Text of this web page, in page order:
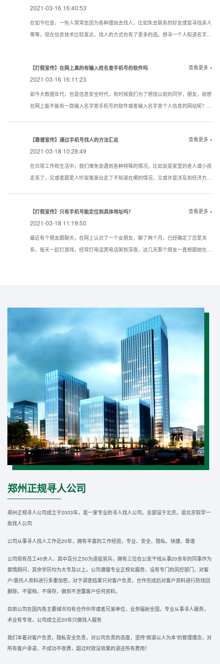
2021-03-16 16:40:53
在如今社会，一些人常常会因为各种理由去找人，比如失去联系的好友或是寻找亲人
等等，现在信息技术比较发达，找人的方式也有了更多的选。想寻一个人知道名字该
【打假宣传】在网上真的有输入姓名查手机号的软件吗
2021-03-16 16:11:23
查看更多 +
如今大数据年代，也是信息安全时代，有时候我们为了想找以前的同学，朋友，就想
在网上能不能有一款输入名字查手机号的软件或者输入名字查个人信息的网站呢？答
【靠谱宣传】通过手机号找人的方法汇总
2021-03-18 10:28:49
查看更多 +
在日常工作和生活中，我们难免会遇到各种特殊的情况，比如说是家里的老人或小孩
走丢了，又或者跟爱人吵架离家出走了不知道在哪的情况，又或许是涉及到经济方面
【打假宣传】只有手机号能定位到具体地址吗？
2021-03-18 11:19:50
查看更多 +
最近有个朋友跟聊天，在网上认识了一个女朋友，聊了两个月，已经确定了恋爱关
系，每天一起打游戏，经常打电话煲电话粥到深夜，这几天那个朋友一直想跟她在现
郑州正规寻人公司
郑州正规寻人公司成立于2003年，是一家专业的寻人找人公司，总部设于北京。是北京较早一
批找人公司
公司从事寻人找人工作近20年，拥有丰富的工作经验，专业、安全、隐私、快捷、靠谱
公司现有员工40余人，其中百分之50为退役官兵，拥有三位在公安干线从事20余年的同事作为
案情顾问，其余学历均为大专及以上。公司遵循专业正规化服务，设有专门的风控部门，对客
户/委托人资料进行多重加密，对于调查结果只对客户负责，合作完成后对客户资料进行防找回
删除，不留档，不保存，做到不泄露客户任何资料。
目前公司在国内各主要城市均有合作伙伴或者兄弟单位，业务辐射全国，专业从事寻人服务，
术业有专攻，公司成立近20年只做找人服务
我们本着对客户负责，隐私安全负责，对公司负责的态度，坚持“商道以人为本”的管理理念，对
所有客户承诺，不成功不收费，超过时效没效果的退还所有费用！